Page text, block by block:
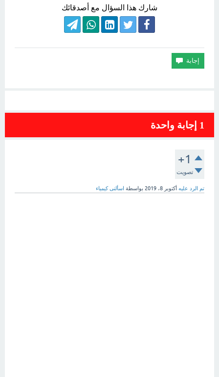
شارك هذا السؤال مع أصدقائك
1 إجابة واحدة
+1
تصويت
تم الرد عليه أكتوبر 8، 2019 بواسطة اسألنى كيمياء